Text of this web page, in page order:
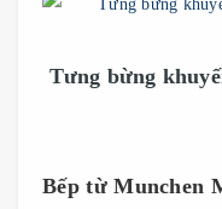
Tưng bừng
Bếp từ Munchen